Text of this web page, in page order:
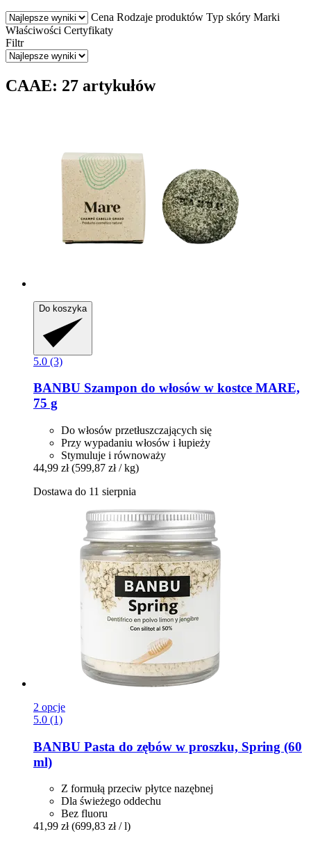
Cena Rodzaje produktów Typ skóry Marki
Właściwości Certyfikaty
Filtr
CAAE: 27 artykułów
Do koszyka
5.0 (3)
BANBU Szampon do włosów w kostce MARE,
75 g
Do włosów przetłuszczających się
Przy wypadaniu włosów i łupieży
Stymuluje i równoważy
44,99 zł (599,87 zł / kg)
Dostawa do 11 sierpnia
2 opcje
5.0 (1)
BANBU Pasta do zębów w proszku, Spring (60
ml)
Z formułą przeciw płytce nazębnej
Dla świeżego oddechu
Bez fluoru
41,99 zł (699,83 zł / l)